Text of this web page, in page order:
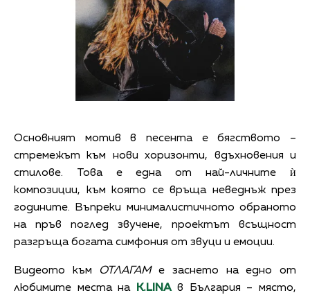
Основният мотив в песента е бягството –
стремежът към нови хоризонти, вдъхновения и
стилове. Това е една от най-личните ѝ
композиции, към която се връща неведнъж през
годините. Въпреки минималистичното обраното
на пръв поглед звучене, проектът всъщност
разгръща богата симфония от звуци и емоции.
Видеото към ОТЛАГАМе заснето на едно от
любимите места на
K.LINAв България – място,